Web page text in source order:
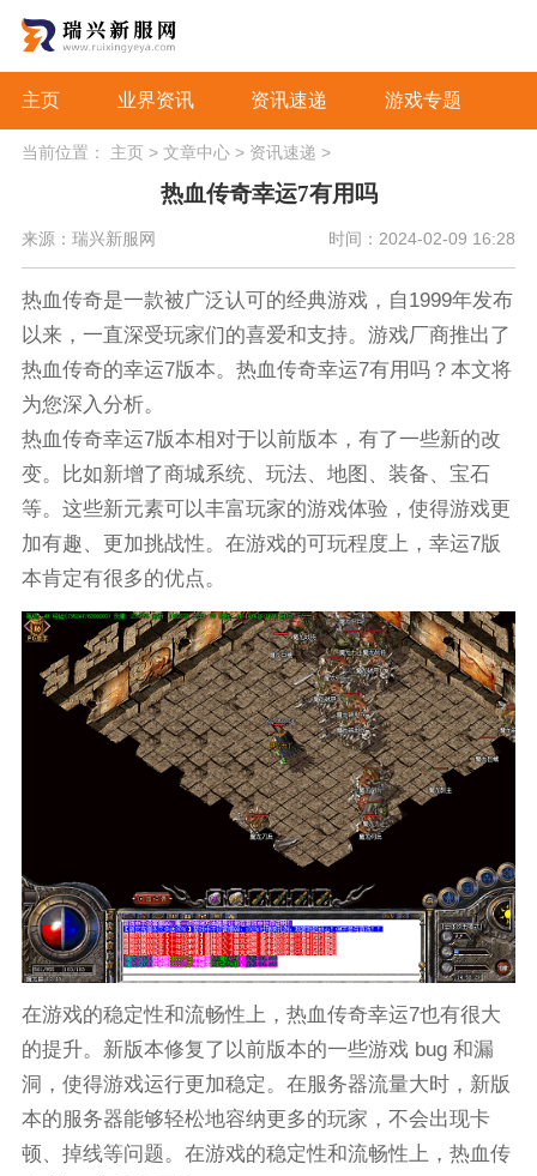
主页 业界资讯 资讯速递 游戏专题
当前位置： 主页> 文章中心> 资讯速递 >
热血传奇幸运7有用吗
来源：瑞兴新服网 时间：2024-02-09 16:28
热血传奇是一款被广泛认可的经典游戏，自1999年发布
以来，一直深受玩家们的喜爱和支持。游戏厂商推出了
热血传奇的幸运7版本。热血传奇幸运7有用吗？本文将
为您深入分析。
热血传奇幸运7版本相对于以前版本，有了一些新的改
变。比如新增了商城系统、玩法、地图、装备、宝石
等。这些新元素可以丰富玩家的游戏体验，使得游戏更
加有趣、更加挑战性。在游戏的可玩程度上，幸运7版
本肯定有很多的优点。
在游戏的稳定性和流畅性上，热血传奇幸运7也有很大
的提升。新版本修复了以前版本的一些游戏 bug 和漏
洞，使得游戏运行更加稳定。在服务器流量大时，新版
本的服务器能够轻松地容纳更多的玩家，不会出现卡
顿、掉线等问题。在游戏的稳定性和流畅性上，热血传